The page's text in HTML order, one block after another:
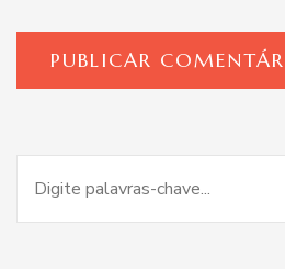
por: